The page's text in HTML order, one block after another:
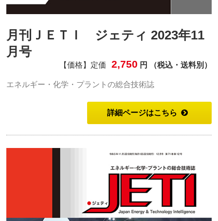
月刊ＪＥＴＩ ジェティ 2023年11
月号
【価格】定価 2,750 円 （税込・送料別）
エネルギー・化学・プラントの総合技術誌
詳細ページはこちら